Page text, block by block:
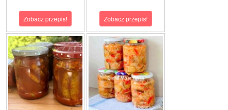
Zobacz przepis! Zobacz przepis!